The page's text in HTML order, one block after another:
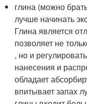
глина (можно
лучше начинать
Глина является
позволяет не
, но и
нанесения и
обладает
впитывает запах